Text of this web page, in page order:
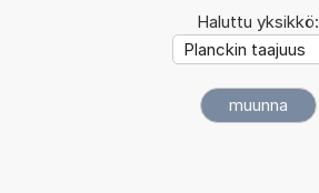
Haluttu yksikkö: